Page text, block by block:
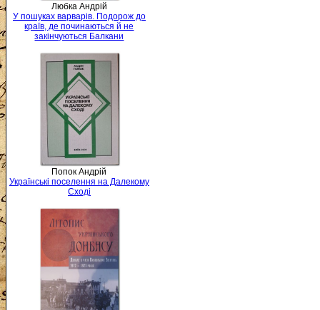
Любка Андрій
У пошуках варварів. Подорож до
країв, де починаються й не
закінчуються Балкани
Попок Андрій
Українські поселення на Далекому
Сході